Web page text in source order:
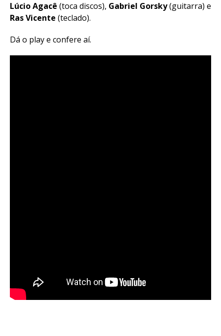
Lúcio Agacê (toca discos), Gabriel Gorsky(guitarra) e
Ras Vicente (teclado).
Dá o play e confere aí.